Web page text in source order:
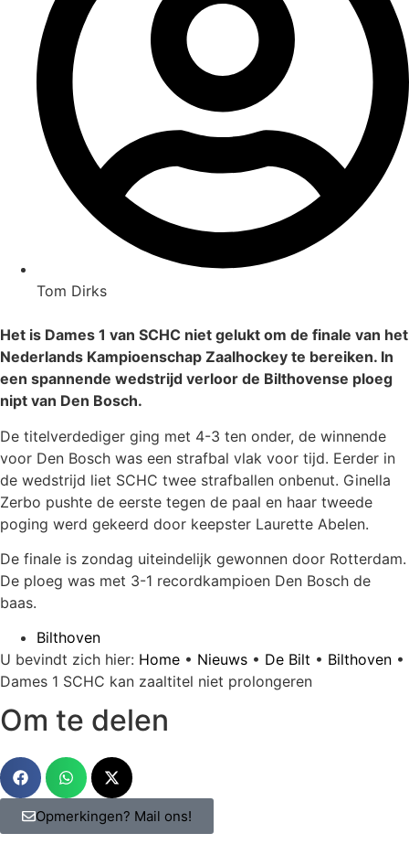
Tom Dirks
Het is Dames 1 van SCHC niet gelukt om de finale van het
Nederlands Kampioenschap Zaalhockey te bereiken. In
een spannende wedstrijd verloor de Bilthovense ploeg
nipt van Den Bosch.
De titelverdediger ging met 4-3 ten onder, de winnende
voor Den Bosch was een strafbal vlak voor tijd. Eerder in
de wedstrijd liet SCHC twee strafballen onbenut. Ginella
Zerbo pushte de eerste tegen de paal en haar tweede
poging werd gekeerd door keepster Laurette Abelen.
De finale is zondag uiteindelijk gewonnen door Rotterdam.
De ploeg was met 3-1 recordkampioen Den Bosch de
baas.
Bilthoven
U bevindt zich hier: Home • Nieuws • De Bilt • Bilthoven •
Dames 1 SCHC kan zaaltitel niet prolongeren
Om te delen
Opmerkingen? Mail ons!